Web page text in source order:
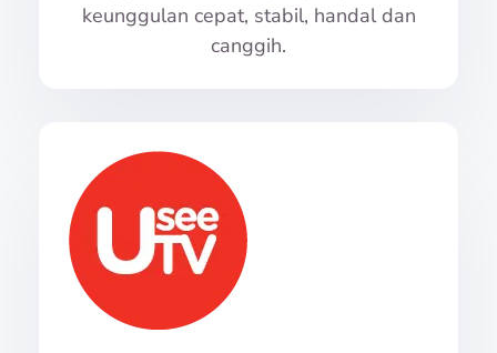
keunggulan cepat, stabil, handal dan
canggih.